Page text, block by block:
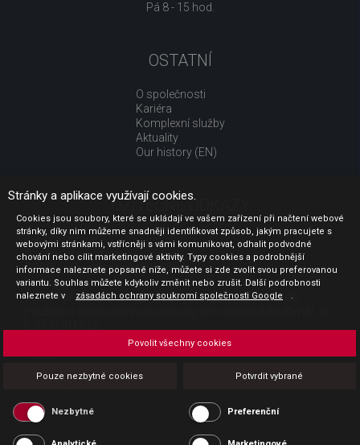
Pá 8 - 15 hod.
OSTATNÍ
O společnosti
Kariéra
Komplexní služby
Aktuality
Our history (EN)
UŽITEČNÉ ODKAZY
Jak nakupovat
Obchodní podmínky
GDPR - ochrana osobních údajů
Profil zadavatele
Sdělení před uzavřením kupní smlouvy pro spotřebitele
Platba
Povinná publicita
Stránky a aplikace využívají cookies.
Cookies jsou soubory, které se ukládají ve vašem zařízení při načtení webové
stránky, díky nim můžeme snadněji identifikovat způsob, jakým pracujete s
webovými stránkami, vstřícněji s vámi komunikovat, odhalit podvodné
chování nebo cílit marketingové aktivity. Typy cookies a podrobnější
informace naleznete popsané níže, můžete si zde zvolit svou preferovanou
variantu. Souhlas můžete kdykoliv změnit nebo zrušit. Další podrobnosti
naleznete v
zásadách ochrany soukromí společnosti Google .
Pouze nezbytné cookies Potvrdit vybrané
Povolit všechny cookies
Nezbytné Preferenční